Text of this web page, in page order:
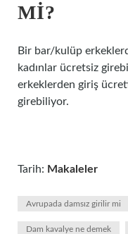
MI?
Bir bar/kulüp
kadınlar ücretsiz
erkeklerden giriş
girebiliyor.
Tarih: Makaleler
Avrupada damsız girilir mi
Dam kavalye ne demek